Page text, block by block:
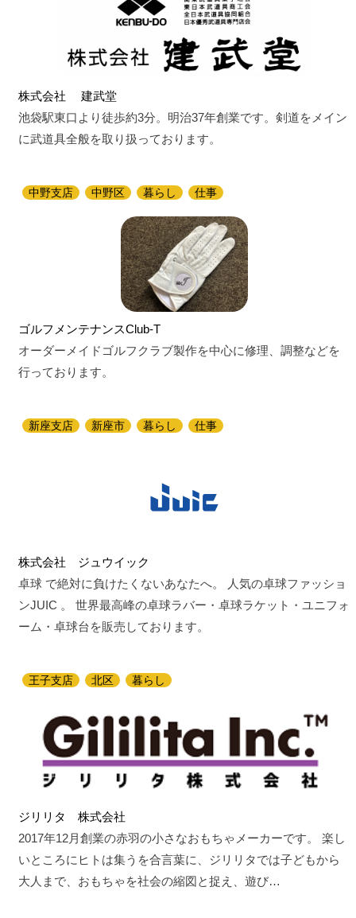
株式会社 建武堂
池袋駅東口より徒歩約3分。明治37年創業です。剣道をメイン
に武道具全般を取り扱っております。
中野支店 中野区 暮らし 仕事
ゴルフメンテナンスClub-T
オーダーメイドゴルフクラブ製作を中心に修理、調整などを
行っております。
新座支店 新座市 暮らし 仕事
株式会社 ジュウイック
卓球 で絶対に負けたくないあなたへ。 人気の卓球ファッショ
ンJUIC 。 世界最高峰の卓球ラバー・卓球ラケット・ユニフォ
ーム・卓球台を販売しております。
王子支店 北区 暮らし
ジリリタ 株式会社
2017年12月創業の赤羽の小さなおもちゃメーカーです。 楽し
いところにヒトは集うを合言葉に、ジリリタでは子どもから
大人まで、おもちゃを社会の縮図と捉え、遊び…